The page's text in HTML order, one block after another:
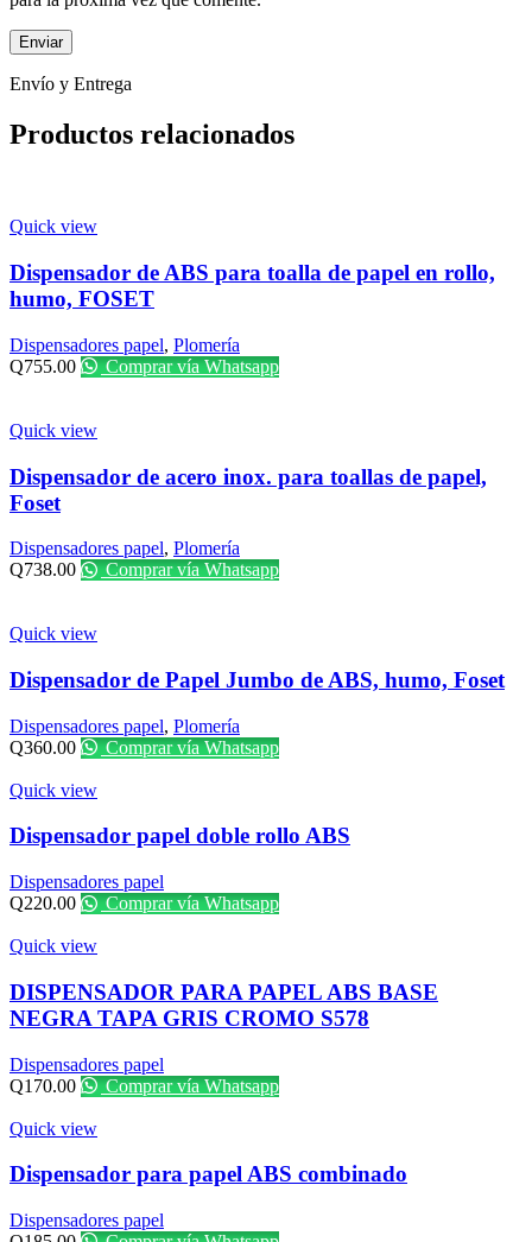
Envío y Entrega
Productos relacionados
Quick view
Dispensador de ABS para toalla de papel en rollo,
humo, FOSET
Dispensadores papel, Plomería
Q755.00 Comprar vía Whatsapp
Quick view
Dispensador de acero inox. para toallas de papel,
Foset
Dispensadores papel, Plomería
Q738.00 Comprar vía Whatsapp
Quick view
Dispensador de Papel Jumbo de ABS, humo, Foset
Dispensadores papel, Plomería
Q360.00 Comprar vía Whatsapp
Quick view
Dispensador papel doble rollo ABS
Dispensadores papel
Q220.00 Comprar vía Whatsapp
Quick view
DISPENSADOR PARA PAPEL ABS BASE
NEGRA TAPA GRIS CROMO S578
Dispensadores papel
Q170.00 Comprar vía Whatsapp
Quick view
Dispensador para papel ABS combinado
Dispensadores papel